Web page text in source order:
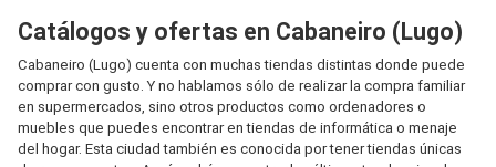
Catálogos y ofertas en Cabaneiro (Lugo)
Cabaneiro (Lugo) cuenta con muchas tiendas distintas donde puede
comprar con gusto. Y no hablamos sólo de realizar la compra familiar
en supermercados, sino otros productos como ordenadores o
muebles que puedes encontrar en tiendas de informática o menaje
del hogar. Esta ciudad también es conocida por tener tiendas únicas